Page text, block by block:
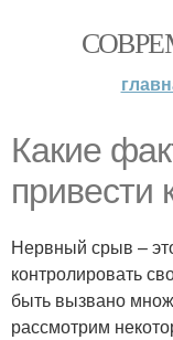
Какие
привести
Нервный срыв –
контролировать
быть вызвано
рассмотрим